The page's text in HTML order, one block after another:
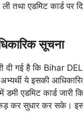
एडमिट कार्ड पर
सूचना
दी गई है कि
ये इसकी
एडमिट कार्ड जारी
कर सुधार कर सके।